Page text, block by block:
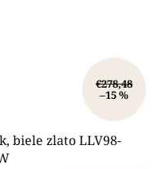
€278,48
–15 %
biele zlato LLV98-